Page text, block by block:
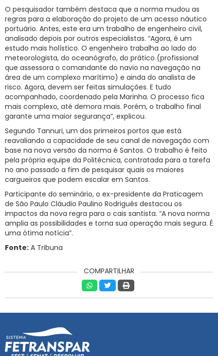
O pesquisador também destaca que a norma mudou as
regras para a elaboração do projeto de um acesso náutico
portuário. Antes, este era um trabalho de engenheiro civil,
analisado depois por outros especialistas. “Agora, é um
estudo mais holístico. O engenheiro trabalha ao lado do
meteorologista, do oceanógrafo, do prático (profissional
que assessora o comandante do navio na navegação na
área de um complexo marítimo) e ainda do analista de
risco. Agora, devem ser feitas simulações. E tudo
acompanhado, coordenado pela Marinha. O processo fica
mais complexo, até demora mais. Porém, o trabalho final
garante uma maior segurança”, explicou.
Segundo Tannuri, um dos primeiros portos que está
reavaliando a capacidade de seu canal de navegação com
base na nova versão da norma é Santos. O trabalho é feito
pela própria equipe da Politécnica, contratada para a tarefa
no ano passado a fim de pesquisar quais os maiores
cargueiros que podem escalar em Santos.
Participante do seminário, o ex-presidente da Praticagem
de São Paulo Cláudio Paulino Rodriguês destacou os
impactos da nova regra para o cais santista. “A nova norma
amplia as possibilidades e torna sua operação mais segura. É
uma ótima notícia”.
Fonte: A Tribuna
COMPARTILHAR